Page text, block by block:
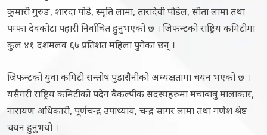
कुमारी गुरुङ, शारदा पोडे, स्मृति लामा, तारादेवी पौडेल, सीता लामा तथा
पम्फा देवकोटा पहारी निर्वाचित हुनुभएको छ । जिफन्टको राष्ट्रिय कमिटीमा
कुल ४१ दशमलव ६७ प्रतिशत महिला पुगेका छन् ।
जिफन्टको युवा कमिटी सन्तोष पुडासैनीको अध्यक्षतामा चयन भएको छ ।
यसैगरी राष्ट्रिय कमिटीको पदेन बैकल्पीक सदस्यहरुमा मचाबाबु मालाकार,
नारायण अधिकारी, पूर्णचन्द्र उपाध्याय, चन्द्र सागर लामा तथा गणेश श्रेष्ठ
चयन हुनुभयो ।